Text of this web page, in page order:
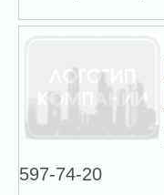
597-74-20